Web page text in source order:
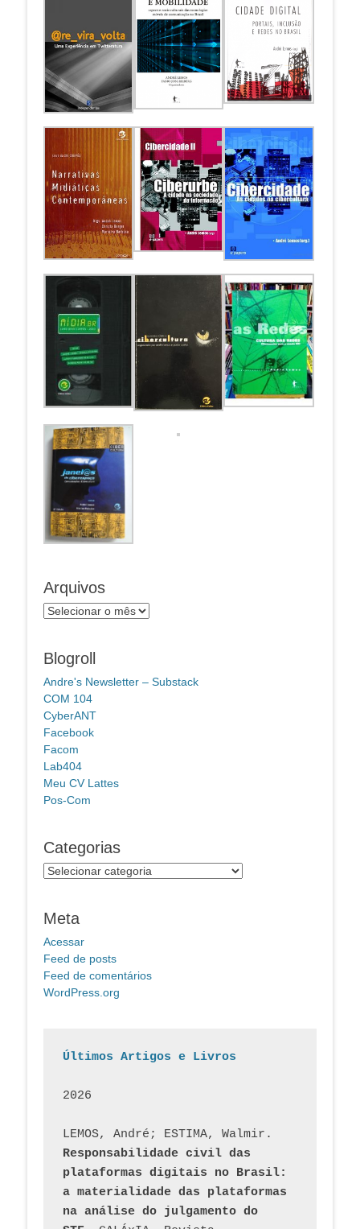
Arquivos
Arquivos
Blogroll
Andre's Newsletter – Substack
COM 104
CyberANT
Facebook
Facom
Lab404
Meu CV Lattes
Pos-Com
Categorias
Categorias
Meta
Acessar
Feed de posts
Feed de comentários
WordPress.org
Últimos Artigos e Livros
2026
Responsabilidade civil das
plataformas digitais no Brasil:
a materialidade das plataformas
na análise do julgamento do